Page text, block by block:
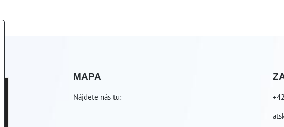
MAPA
Nájdete nás tu: